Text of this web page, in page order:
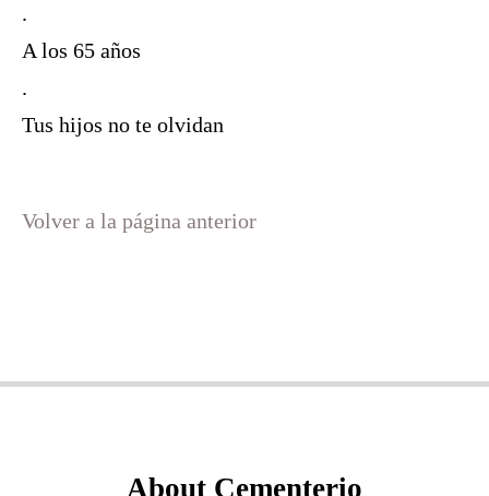
.
A los 65 años
.
Tus hijos no te olvidan
Volver a la página anterior
About Cementerio